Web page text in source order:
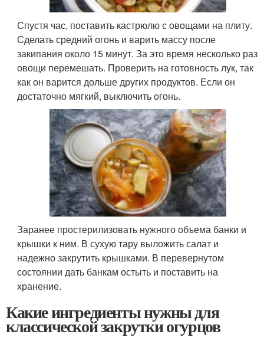
Спустя час, поставить кастрюлю с овощами на плиту.
Сделать средний огонь и варить массу после
закипания около 15 минут. За это время несколько раз
овощи перемешать. Проверить на готовность лук, так
как он варится дольше других продуктов. Если он
достаточно мягкий, выключить огонь.
Заранее простерилизовать нужного объема банки и
крышки к ним. В сухую тару выложить салат и
надежно закрутить крышками. В перевернутом
состоянии дать банкам остыть и поставить на
хранение.
Какие ингредиенты нужны для
классической закрутки огурцов